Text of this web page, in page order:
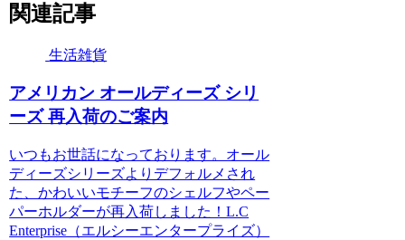
関連記事
生活雑貨
アメリカン オールディーズ シリ
ーズ 再入荷のご案内
いつもお世話になっております。オール
ディーズシリーズよりデフォルメされ
た、かわいいモチーフのシェルフやペー
パーホルダーが再入荷しました！L.C
Enterprise（エルシーエンタープライズ）